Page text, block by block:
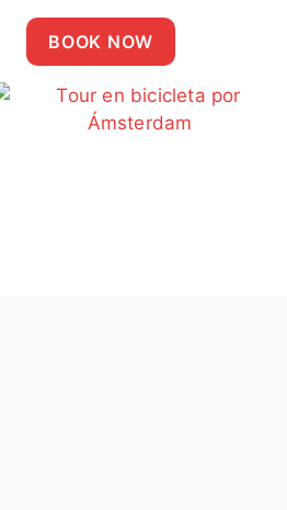
BOOK NOW